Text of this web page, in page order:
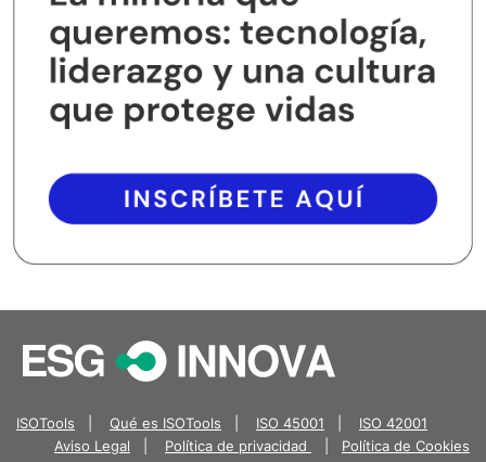
ISOTools Qué es ISOTools ISO 45001
ISO 42001
Aviso Legal
Política de privacidad Política de Cookies